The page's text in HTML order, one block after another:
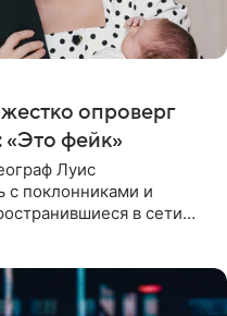
опроверг
«Это фейк»
Луис
с поклонниками и
в сети